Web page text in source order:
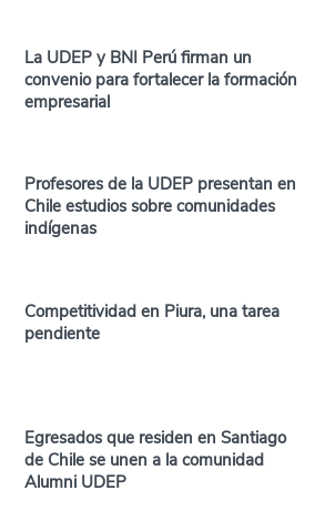
La UDEP y BNI Perú firman un
convenio para fortalecer la formación
empresarial
Profesores de la UDEP presentan en
Chile estudios sobre comunidades
indígenas
Competitividad en Piura, una tarea
pendiente
Egresados que residen en Santiago
de Chile se unen a la comunidad
Alumni UDEP